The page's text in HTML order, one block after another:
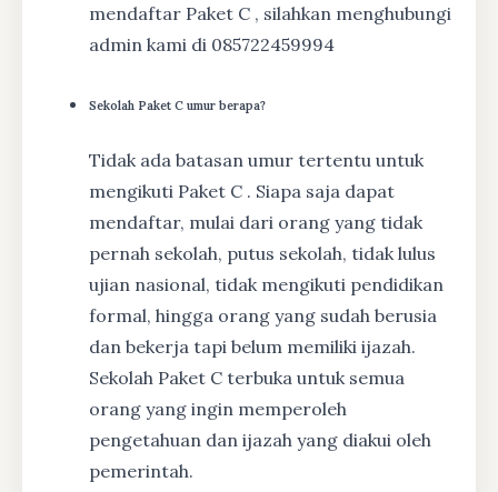
mendaftar Paket C , silahkan menghubungi
admin kami di 085722459994
Sekolah Paket C umur berapa?
Tidak ada batasan umur tertentu untuk
mengikuti Paket C . Siapa saja dapat
mendaftar, mulai dari orang yang tidak
pernah sekolah, putus sekolah, tidak lulus
ujian nasional, tidak mengikuti pendidikan
formal, hingga orang yang sudah berusia
dan bekerja tapi belum memiliki ijazah.
Sekolah Paket C terbuka untuk semua
orang yang ingin memperoleh
pengetahuan dan ijazah yang diakui oleh
pemerintah.